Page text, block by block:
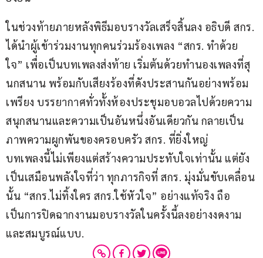
ในช่วงท้ายภายหลังพิธีมอบรางวัลเสร็จสิ้นลง อธิบดี สกร.
ได้นำผู้เข้าร่วมงานทุกคนร่วมร้องเพลง “สกร. ทำด้วย
ใจ” เพื่อเป็นบทเพลงส่งท้าย เริ่มต้นด้วยทำนองเพลงที่สุ
นกสนาน พร้อมกับเสียงร้องที่ดังประสานกันอย่างพร้อม
เพรียง บรรยากาศทั่วทั้งห้องประชุมอบอวลไปด้วยความ
สนุกสนานและความเป็นอันหนึ่งอันเดียวกัน กลายเป็น
ภาพความผูกพันของครอบครัว สกร. ที่ยิ่งใหญ่
บทเพลงนี้ไม่เพียงแต่สร้างความประทับใจเท่านั้น แต่ยัง
เป็นเสมือนพลังใจที่ว่า ทุกภารกิจที่ สกร. มุ่งมั่นขับเคลื่อน
นั้น “สกร.ไม่ทิ้งใคร สกร.ใช้หัวใจ” อย่างแท้จริง ถือ
เป็นการปิดฉากงานมอบรางวัลในครั้งนี้ลงอย่างงดงาม
และสมบูรณ์แบบ.